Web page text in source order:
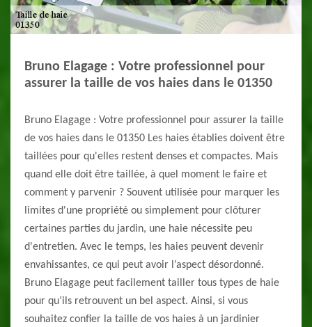
Bruno Elagage : Votre professionnel pour
assurer la taille de vos haies dans le 01350
Bruno Elagage : Votre professionnel pour assurer la taille
de vos haies dans le 01350 Les haies établies doivent être
taillées pour qu'elles restent denses et compactes. Mais
quand elle doit être taillée, à quel moment le faire et
comment y parvenir ? Souvent utilisée pour marquer les
limites d'une propriété ou simplement pour clôturer
certaines parties du jardin, une haie nécessite peu
d'entretien. Avec le temps, les haies peuvent devenir
envahissantes, ce qui peut avoir l’aspect désordonné.
Bruno Elagage peut facilement tailler tous types de haie
pour qu’ils retrouvent un bel aspect. Ainsi, si vous
souhaitez confier la taille de vos haies à un jardinier